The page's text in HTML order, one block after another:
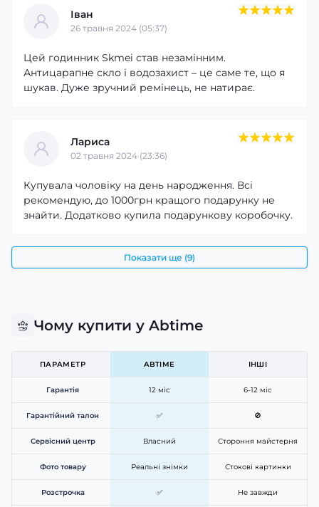
Іван
26 травня 2024 (05:37)
Цей годинник Skmei став незамінним.
Антицарапне скло і водозахист – це саме те, що я
шукав. Дуже зручний ремінець, не натирає.
Лариса
02 травня 2024 (23:36)
Купувала чоловіку на день народження. Всі
рекомендую, до 1000грн кращого подарунку не
знайти. Додатково купила подарункову коробочку.
Показати ще (9)
Чому купити у Abtime
ПАРАМЕТР ABTIME ІНШІ
Гарантія 12 міс 6-12 міс
Гарантійний талон ✅ 🚫
Сервісний центр Власний Стороння майстерня
Фото товару Реальні знімки Стокові картинки
Розстрочка ✅ Не завжди